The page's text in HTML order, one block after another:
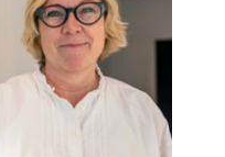
rummer overdækket